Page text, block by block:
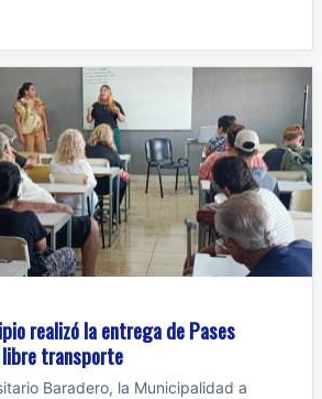
realizó la entrega de Pases
transporte
Baradero, la Municipalidad a